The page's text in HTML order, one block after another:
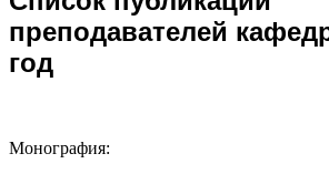
преподавателей
год
Монография: